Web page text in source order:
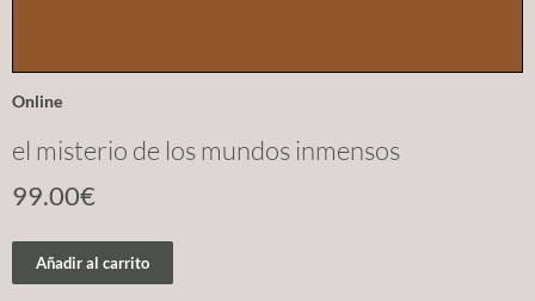
Online
el misterio de los mundos inmensos
99.00€
Añadir al carrito